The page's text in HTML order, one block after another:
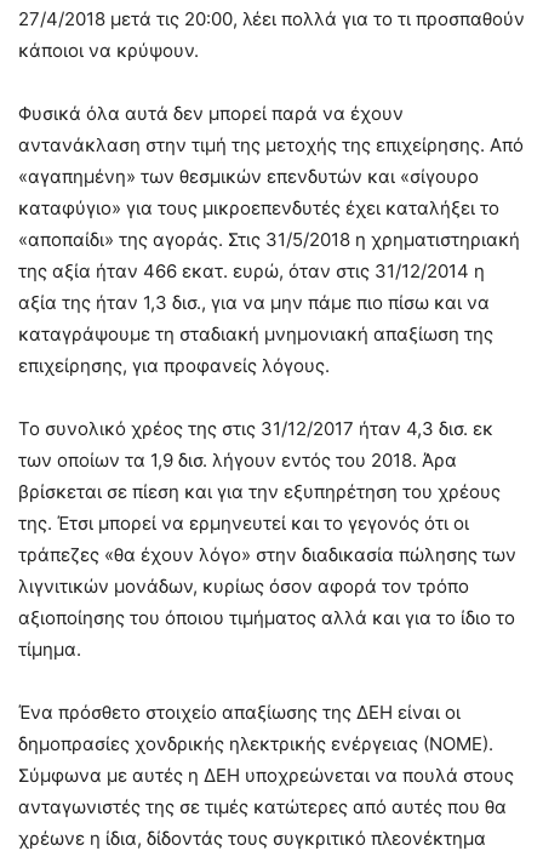
27/4/2018 μετά τις 20:00, λέει πολλά για το τι προσπαθούν
κάποιοι να κρύψουν.
Φυσικά όλα αυτά δεν μπορεί παρά να έχουν
αντανάκλαση στην τιμή της μετοχής της επιχείρησης. Από
«αγαπημένη» των θεσμικών επενδυτών και «σίγουρο
καταφύγιο» για τους μικροεπενδυτές έχει καταλήξει το
«αποπαίδι» της αγοράς. Στις 31/5/2018 η χρηματιστηριακή
της αξία ήταν 466 εκατ. ευρώ, όταν στις 31/12/2014 η
αξία της ήταν 1,3 δισ., για να μην πάμε πιο πίσω και να
καταγράψουμε τη σταδιακή μνημονιακή απαξίωση της
επιχείρησης, για προφανείς λόγους.
Το συνολικό χρέος της στις 31/12/2017 ήταν 4,3 δισ. εκ
των οποίων τα 1,9 δισ. λήγουν εντός του 2018. Άρα
βρίσκεται σε πίεση και για την εξυπηρέτηση του χρέους
της. Έτσι μπορεί να ερμηνευτεί και το γεγονός ότι οι
τράπεζες «θα έχουν λόγο» στην διαδικασία πώλησης των
λιγνιτικών μονάδων, κυρίως όσον αφορά τον τρόπο
αξιοποίησης του όποιου τιμήματος αλλά και για το ίδιο το
τίμημα.
Ένα πρόσθετο στοιχείο απαξίωσης της ΔΕΗ είναι οι
δημοπρασίες χονδρικής ηλεκτρικής ενέργειας (ΝΟΜΕ).
Σύμφωνα με αυτές η ΔΕΗ υποχρεώνεται να πουλά στους
ανταγωνιστές της σε τιμές κατώτερες από αυτές που θα
χρέωνε η ίδια, δίδοντάς τους συγκριτικό πλεονέκτημα